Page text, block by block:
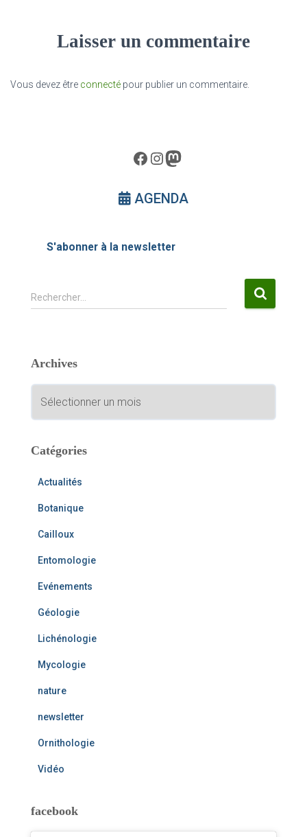
Laisser un commentaire
Vous devez être connecté pour publier un commentaire.
Facebook InstagramMastodon
AGENDA
S'abonner à la newsletter
R
r
r
:
Rechercher…
Archives
c
iCatégories
Actualités
Botanique
Cailloux
Entomologie
Evénements
Géologie
Lichénologie
Mycologie
nature
newsletter
Ornithologie
Vidéo
facebook